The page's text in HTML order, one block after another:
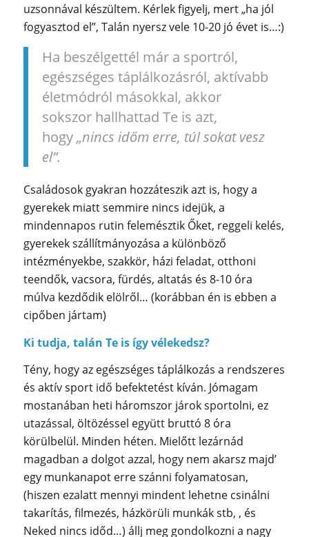
uzsonnával készültem. Kérlek figyelj, mert „ha jól
fogyasztod el”, Talán nyersz vele 10-20 jó évet is…:)
Ha beszélgettél már a sportról,
egészséges táplálkozásról, aktívabb
életmódról másokkal, akkor
sokszor hallhattad Te is azt,
hogy„nincs időm erre, túl sokat vesz
el”.
Családosok gyakran hozzáteszik azt is, hogy a
gyerekek miatt semmire nincs idejük, a
mindennapos rutin felemésztik Őket, reggeli kelés,
gyerekek szállítmányozása a különböző
intézményekbe, szakkör, házi feladat, otthoni
teendők, vacsora, fürdés, altatás és 8-10 óra
múlva kezdődik elölről… (korábban én is ebben a
cipőben jártam)
Ki tudja, talán Te is így vélekedsz?
Tény, hogy az egészséges táplálkozás a rendszeres
és aktív sport idő befektetést kíván. Jómagam
mostanában heti háromszor járok sportolni, ez
utazással, öltözéssel együtt bruttó 8 óra
körülbelül. Minden héten. Mielőtt lezárnád
magadban a dolgot azzal, hogy nem akarsz majd’
egy munkanapot erre szánni folyamatosan,
(hiszen ezalatt mennyi mindent lehetne csinálni
takarítás, filmezés, házkörüli munkák stb, , és
Neked nincs időd…) állj meg gondolkozni a nagy